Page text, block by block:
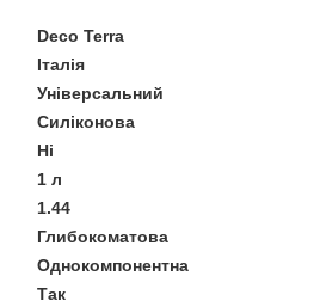
Deco Terra
Італія
Універсальний
Силіконова
Ні
1 л
1.44
Глибокоматова
Однокомпонентна
Так